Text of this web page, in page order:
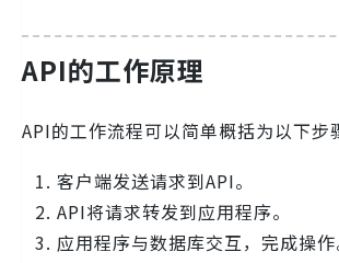
API的工作原理
API的工作流程可以简单概括为以下步
客户端发送请求到API。
API将请求转发到应用程序。
应用程序与数据库交互，完成操作